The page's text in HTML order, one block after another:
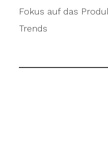
Fokus auf das
Trends